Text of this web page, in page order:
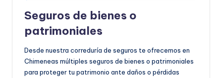
Seguros de bienes o
patrimoniales
Desde nuestra correduría de seguros te ofrecemos en
Chimeneas múltiples seguros de bienes o patrimoniales
para proteger tu patrimonio ante daños o pérdidas